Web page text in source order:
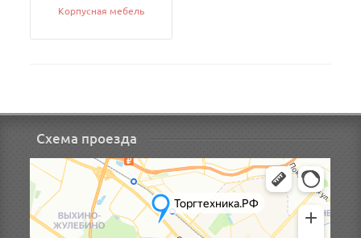
Корпусная мебель
Схема проезда